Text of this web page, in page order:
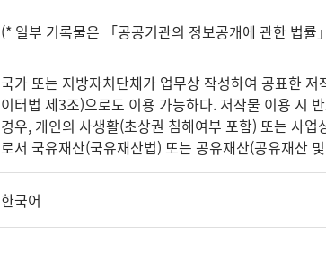
(* 일부 기록물은 「공공기관의 정보공개에 관한 법
국가 또는 지방자치단체가 업무상 작성하여 공표한
이터법 제3조)으로도 이용 가능하다. 저작물 이용 시
경우, 개인의 사생활(초상권 침해여부 포함) 또는 사
로서 국유재산(국유재산법) 또는 공유재산(공유재산
한국어